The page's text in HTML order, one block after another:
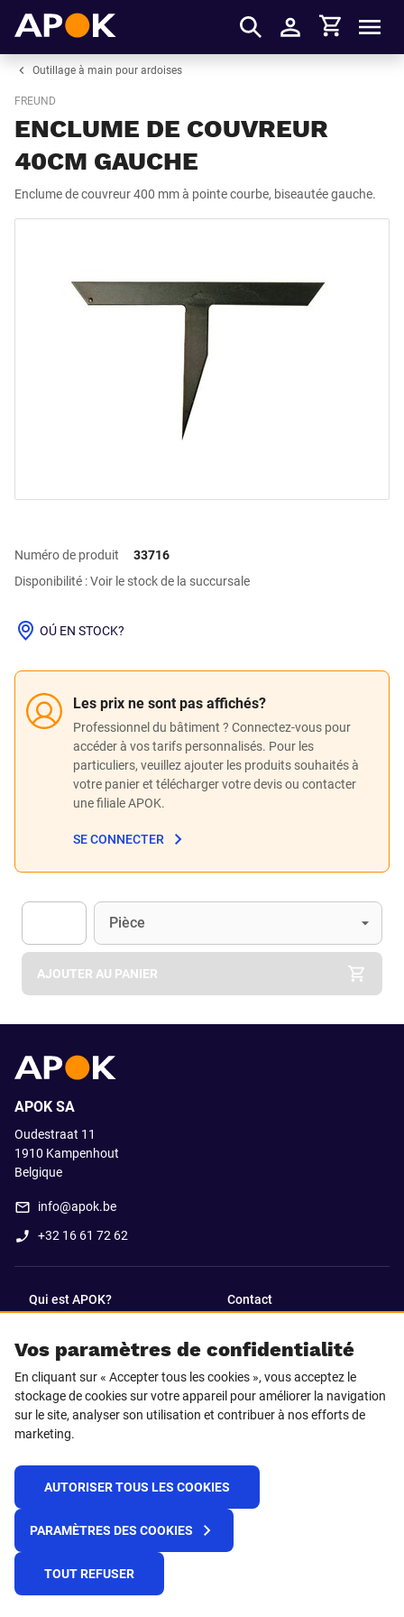
S'identifier
Panier
Outillage à main pour ardoises
FREUND
ENCLUME DE COUVREUR
40CM GAUCHE
Enclume de couvreur 400 mm à pointe courbe, biseautée gauche.
Numéro de produit
33716
Disponibilité : Voir le stock de la succursale
Les prix ne sont pas affichés?
Professionnel du bâtiment ? Connectez-vous pour
accéder à vos tarifs personnalisés. Pour les
particuliers, veuillez ajouter les produits souhaités à
votre panier et télécharger votre devis ou contacter
une filiale APOK.
SE CONNECTER
OÚ EN STOCK?
Apok.Product.Detail.AddToCart.Quantity (Optionnel)
Unité
Pièce
AJOUTER AU PANIER
Vos paramètres de confidentialité
En cliquant sur « Accepter tous les cookies », vous acceptez le
stockage de cookies sur votre appareil pour améliorer la navigation
sur le site, analyser son utilisation et contribuer à nos efforts de
marketing.
AUTORISER TOUS LES COOKIES
PARAMÈTRES DES COOKIES
TOUT REFUSER
APOK SA
Oudestraat 11
1910 Kampenhout
Belgique
info@apok.be
+32 16 61 72 62
Qui est APOK? Contact
SUIVEZ-NOUS SUR
Facebook LinkedIn
© 2025 APOK